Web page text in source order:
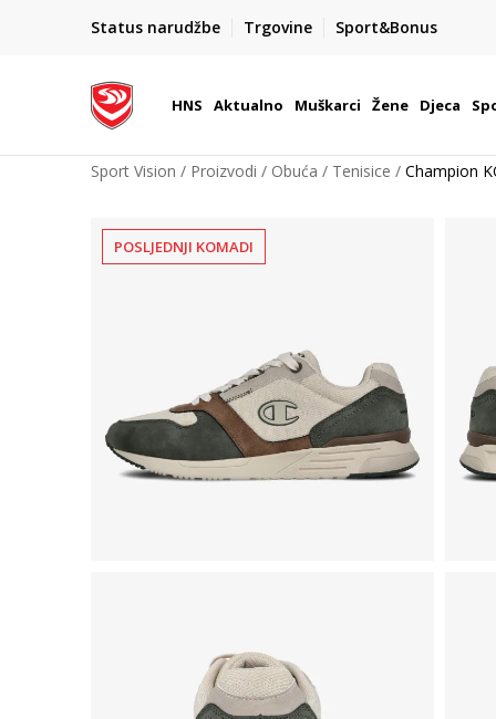
Status narudžbe Trgovine Sport&Bonus
BOX NOW
Dostava 1,50 €
| Više od 800 paketomata u Hrvatskoj
HNS Aktualno Muškarci Žene Djeca
Sport Vision Proizvodi Obuća Tenisice Champion
POSLJEDNJI KOMADI